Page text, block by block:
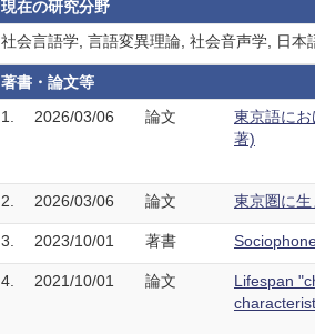
現在の研究分野
社会言語学, 言語変異理論, 社会音声学, 日
著書・論文等
1.
2026/03/06 論文
東京語に
著)
2. 2026/03/06 論文 東京圏に
3. 2023/10/01 著書
4. 2021/10/01 論文
Lifespan